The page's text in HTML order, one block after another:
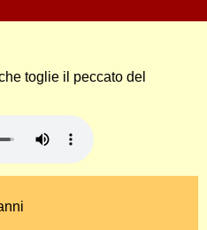
toglie il peccato del